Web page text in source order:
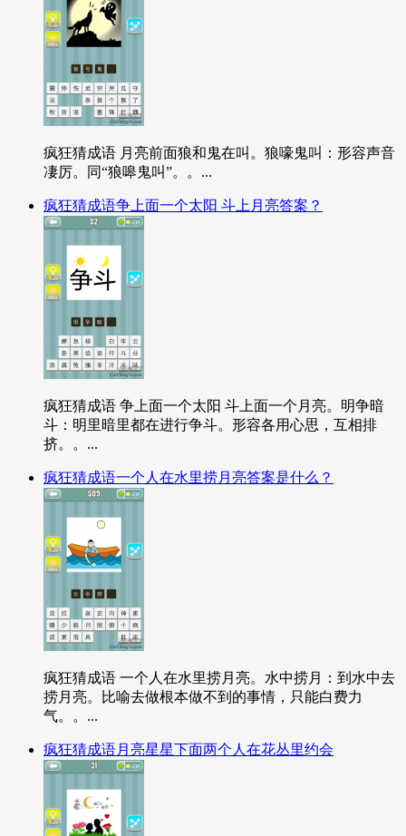
疯狂猜成语 月亮前面狼和鬼在叫。狼嚎鬼叫：形容声音
凄厉。同“狼嗥鬼叫”。。...
疯狂猜成语争上面一个太阳 斗上月亮答案？
疯狂猜成语 争上面一个太阳 斗上面一个月亮。明争暗
斗：明里暗里都在进行争斗。形容各用心思，互相排
挤。。...
疯狂猜成语一个人在水里捞月亮答案是什么？
疯狂猜成语 一个人在水里捞月亮。水中捞月：到水中去
捞月亮。比喻去做根本做不到的事情，只能白费力
气。。...
疯狂猜成语月亮星星下面两个人在花丛里约会